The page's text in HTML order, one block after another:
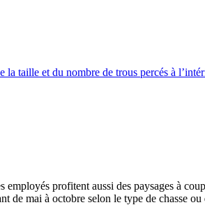
taille et du nombre de trous percés à
profitent aussi des paysages à
de mai à octobre selon le type de chasse ou